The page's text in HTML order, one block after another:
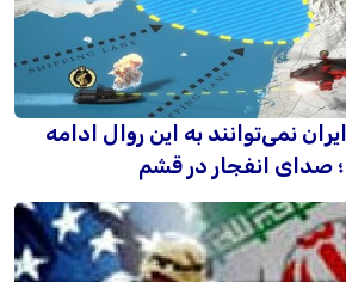
نمی‌توانند به این روال ادامه
صدای انفجار در قشم